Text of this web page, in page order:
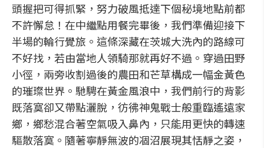
頭握把可得抓緊，努力破風抵達下個秘境地點前都
不許懈怠！在中繼點用餐完畢後，我們準備迎接下
半場的輪行覺旅。這條深藏在茨城大洗內的路線可
不好找，若由當地人領騎那就再好不過。穿過田野
小徑，兩旁收割過後的農田和芒草構成一幅金黃色
的璀璨世界。馳騁在黃金風浪中，我們前行的背影
既落寞卻又帶點灑脫，彷彿神鬼戰士般重臨遙遠家
鄉，鄉愁混合著空氣吸入鼻內，只能用更快的轉速
驅散落寞。隨著寧靜無波的凅沼展現其恬靜之姿，